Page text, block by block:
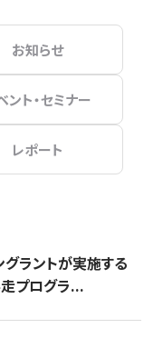
お知らせ
ント・セミナー
レポート
グラントが実施する
走プログラ...